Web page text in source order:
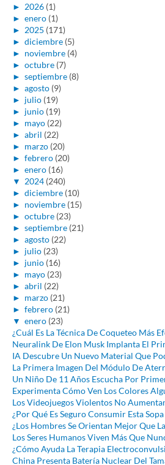
► 2026 (1)
► enero (1)
► 2025 (171)
► diciembre (5)
► noviembre (4)
► octubre (7)
► septiembre (8)
► agosto (9)
► julio (19)
► junio (19)
► mayo (22)
► abril (22)
► marzo (20)
► febrero (20)
► enero (16)
▼ 2024 (240)
► diciembre (10)
► noviembre (15)
► octubre (23)
► septiembre (21)
► agosto (22)
► julio (23)
► junio (16)
► mayo (23)
► abril (22)
► marzo (21)
► febrero (21)
▼ enero (23)
¿Cuál Es La Técnica De Coqueteo Más
Neuralink De Elon Musk Implanta El
IA Descubre Un Nuevo Material Que
La Primera Imagen Del Módulo De
Un Niño De 11 Años Escucha Por
Experimenta Cómo Ven Los Colores
Los Videojuegos Violentos No
¿Por Qué Es Seguro Consumir Esta
¿Los Hombres Se Orientan Mejor Que
Los Seres Humanos Viven Más Que
¿Cómo Ayuda La Terapia
China Presenta Batería Nuclear Del